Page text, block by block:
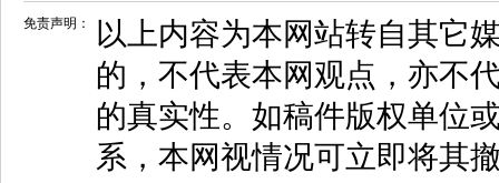
免责声明：
以上内容为本网站转自其它
的，不代表本网观点，亦不
的真实性。如稿件版权单位
系，本网视情况可立即将其